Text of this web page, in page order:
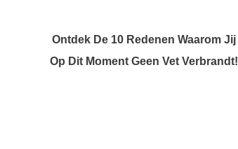
Ontdek De 10 Redenen Waarom Jij
Op Dit Moment Geen Vet Verbrandt!